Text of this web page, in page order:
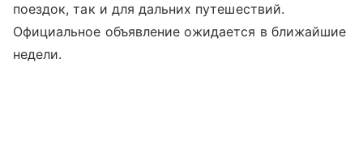
поездок, так и для дальних путешествий.
Официальное объявление ожидается в ближайшие
недели.